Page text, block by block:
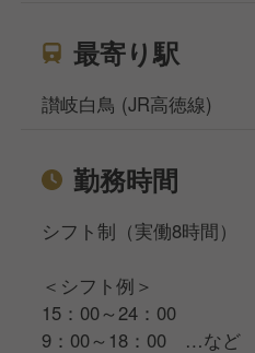
最寄り駅
讃岐白鳥 (JR高徳線)
勤務時間
シフト制（実働8時間）
＜シフト例＞
15：00～24：00
9：00～18：00 …など